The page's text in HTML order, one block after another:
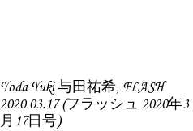
Yoda Yuki 与田祐希, FLASH
2020.03.17 (フラッシュ 2020年3
月17日号)